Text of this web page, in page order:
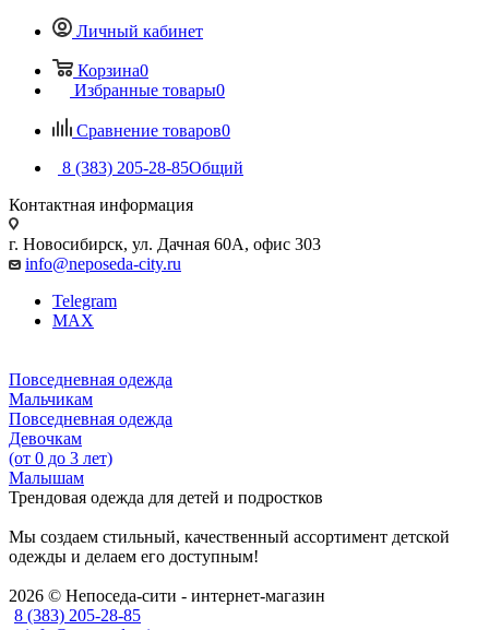
Личный кабинет
Корзина0
Избранные товары0
Сравнение товаров0
8 (383) 205-28-85Общий
Контактная информация
г. Новосибирск, ул. Дачная 60А, офис 303
info@neposeda-city.ru
Telegram
MAX
Повседневная одежда
Мальчикам
Повседневная одежда
Девочкам
(от 0 до 3 лет)
Малышам
Трендовая одежда для детей и подростков
Мы создаем стильный, качественный ассортимент детской
одежды и делаем его доступным!
2026 © Непоседа-сити - интернет-магазин
8 (383) 205-28-85